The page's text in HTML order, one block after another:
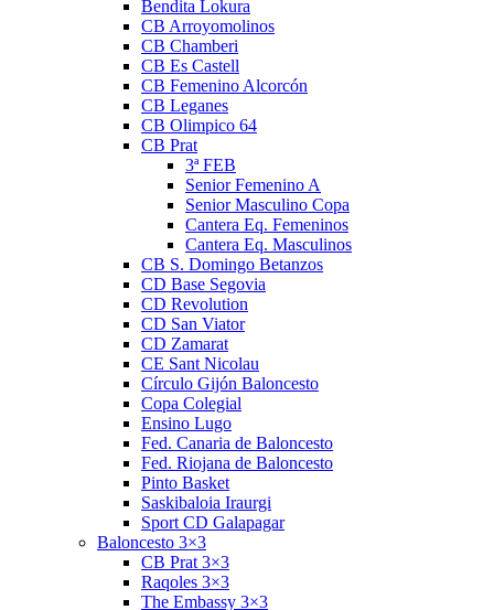
Bendita Lokura
CB Arroyomolinos
CB Chamberi
CB Es Castell
CB Femenino Alcorcón
CB Leganes
CB Olimpico 64
CB Prat
3ª FEB
Senior Femenino A
Senior Masculino Copa
Cantera Eq. Femeninos
Cantera Eq. Masculinos
CB S. Domingo Betanzos
CD Base Segovia
CD Revolution
CD San Viator
CD Zamarat
CE Sant Nicolau
Círculo Gijón Baloncesto
Copa Colegial
Ensino Lugo
Fed. Canaria de Baloncesto
Fed. Riojana de Baloncesto
Pinto Basket
Saskibaloia Iraurgi
Sport CD Galapagar
Baloncesto 3×3
CB Prat 3×3
Raqoles 3×3
The Embassy 3×3